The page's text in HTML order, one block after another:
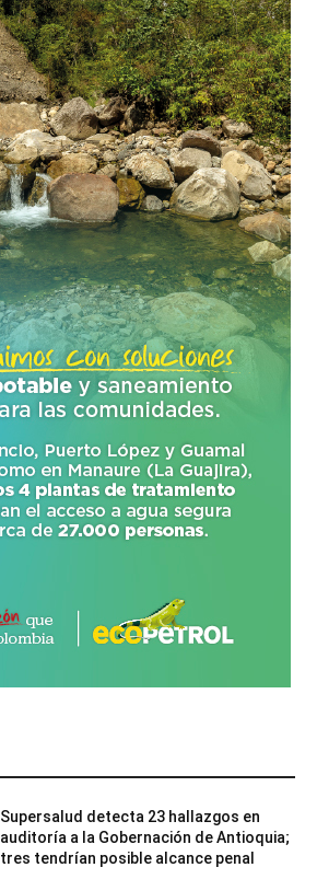
Supersalud detecta 23 hallazgos en
auditoría a la Gobernación de Antioquia;
tres tendrían posible alcance penal